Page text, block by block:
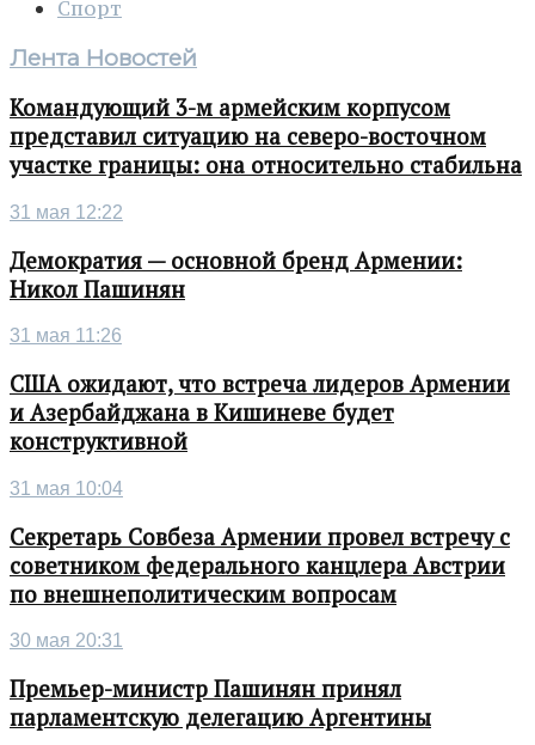
Спорт
Лента Новостей
Командующий 3-м армейским корпусом
представил ситуацию на северо-восточном
участке границы: она относительно стабильна
31 мая 12:22
Демократия — основной бренд Армении:
Никол Пашинян
31 мая 11:26
США ожидают, что встреча лидеров Армении
и Азербайджана в Кишиневе будет
конструктивной
31 мая 10:04
Секретарь Совбеза Армении провел встречу с
советником федерального канцлера Австрии
по внешнеполитическим вопросам
30 мая 20:31
Премьер-министр Пашинян принял
парламентскую делегацию Аргентины